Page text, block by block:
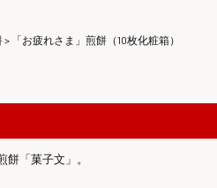
「お疲れさま」煎餅（10枚化粧箱）
「菓子文」。